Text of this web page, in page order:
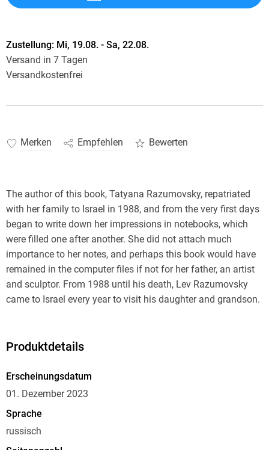
Zustellung: Mi, 19.08. - Sa, 22.08.
Versand in 7 Tagen
Versandkostenfrei
Merken Empfehlen Bewerten
The author of this book, Tatyana Razumovsky, repatriated
with her family to Israel in 1988, and from the very first days
began to write down her impressions in notebooks, which
were filled one after another. She did not attach much
importance to her notes, and perhaps this book would have
remained in the computer files if not for her father, an artist
and sculptor. From 1988 until his death, Lev Razumovsky
came to Israel every year to visit his daughter and grandson.
drawings.
decided to publish a book - in memory of her father. The
master's drawings entered it and merged into a single whole
Produktdetails
Erscheinungsdatum
01. Dezember 2023
Sprache
russisch